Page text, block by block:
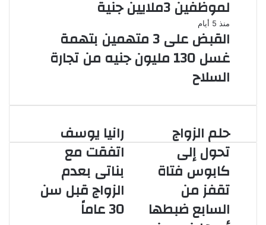
لموظفين 3ملايين جنية
منذ 5 أيام
القبض على 3 متهمين بتهمة
غسل 130 مليون جنيه من تجارة
السلاح
رانيا
يوسف
اتفقت
مع
بناتى
بعدم
الزواج
قبل
رانيا يوسف
اتفقت مع
بناتى بعدم
الزواج قبل سن
30 عاماً
حلم
الزواج
تحول
إلى
كابوس
فتاة
تقفز
من
حلم الزواج
تحول إلى
كابوس فتاة
تقفز من
السابع ضبطها